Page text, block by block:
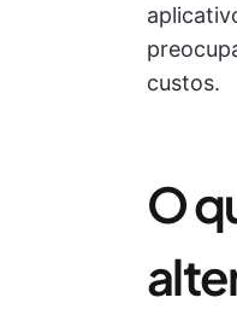
custos.
O